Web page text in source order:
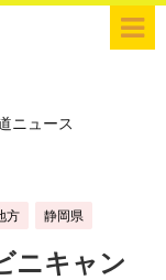
ニュース
方 静岡県
ニキャン